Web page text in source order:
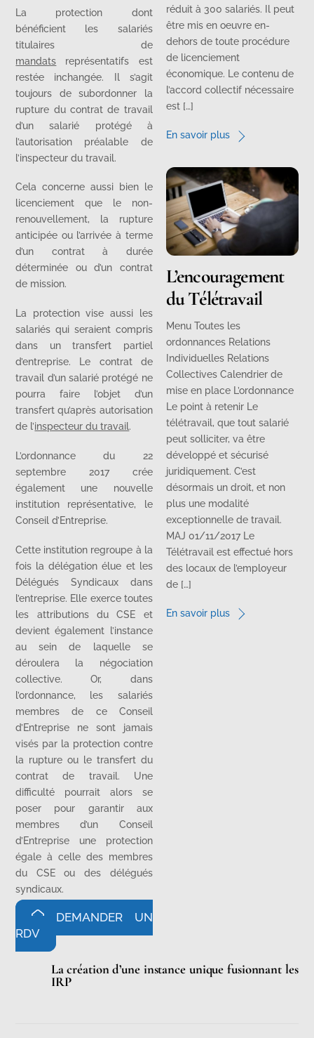
La protection dont
bénéficient les salariés
titulaires de
mandats représentatifs est
restée inchangée. Il s’agit
toujours de subordonner la
rupture du contrat de travail
d’un salarié protégé à
l’autorisation préalable de
l’inspecteur du travail.
Cela concerne aussi bien le
licenciement que le non-
renouvellement, la rupture
anticipée ou l’arrivée à terme
d’un contrat à durée
déterminée ou d’un contrat
de mission.
La protection vise aussi les
salariés qui seraient compris
dans un transfert partiel
d’entreprise. Le contrat de
travail d’un salarié protégé ne
pourra faire l’objet d’un
transfert qu’après autorisation
de l’inspecteur du travail.
L’ordonnance du 22
septembre 2017 crée
également une nouvelle
institution représentative, le
Conseil d’Entreprise.
Cette institution regroupe à la
fois la délégation élue et les
Délégués Syndicaux dans
l’entreprise. Elle exerce toutes
les attributions du CSE et
devient également l’instance
au sein de laquelle se
déroulera la négociation
collective. Or, dans
l’ordonnance, les salariés
membres de ce Conseil
d’Entreprise ne sont jamais
visés par la protection contre
la rupture ou le transfert du
contrat de travail. Une
difficulté pourrait alors se
poser pour garantir aux
membres d’un Conseil
d’Entreprise une protection
égale à celle des membres
du CSE ou des délégués
syndicaux.
DEMANDER UN
RDV
réduit à 300 salariés. Il peut
être mis en oeuvre en-
dehors de toute procédure
de licenciement
économique. Le contenu de
l’accord collectif nécessaire
est […]
En savoir plus
L’encouragement
du Télétravail
Menu Toutes les
ordonnances Relations
Individuelles Relations
Collectives Calendrier de
mise en place L’ordonnance
Le point à retenir Le
télétravail, que tout salarié
peut solliciter, va être
développé et sécurisé
juridiquement. C’est
désormais un droit, et non
plus une modalité
exceptionnelle de travail.
MAJ 01/11/2017 Le
Télétravail est effectué hors
des locaux de l’employeur
de […]
En savoir plus
La création d’une instance unique fusionnant les
IRP